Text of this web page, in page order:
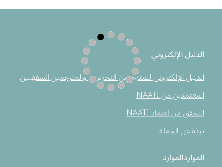
الدليل الإلكتروني
الدليل الإلكتروني للمترجمين التحريرين والمترجمين الشفهيين
المعتمدين من NAATI
التحقق من اعتماد NAATI
نبذة عن الحملة
المواردالموارد